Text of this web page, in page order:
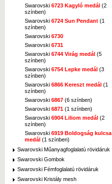
Swarovski 6723 Kagyló medál (2
színben)
Swarovski 6724 Sun Pendant (1
színben)
Swarovski 6730
Swarovski 6731
Swarovski 6744 Virág medál (5
színben)
Swarovski 6754 Lepke medál (3
színben)
Swarovski 6866 Kereszt medál (1
színben)
Swarovski 6867 (6 színben)
Swarovski 6871 (1 színben)
Swarovski 6904 Liliom medál (2
színben)
Swarovski 6919 Boldogság kulcsa
medál (1 színben)
Swarovski Műanyagfoglalatú rövidáruk
Swarovski Gombok
Swarovski Fémfoglalatú rövidáruk
Swarovski Kristály mesh